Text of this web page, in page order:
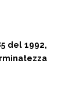
del 1992,